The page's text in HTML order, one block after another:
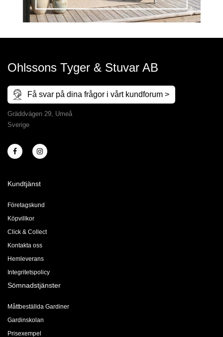
Ohlssons Tyger & Stuvar AB
Få svar på dina frågor i vårt kundforum >
Gräddvägen 29, Umeå
Sverige
Kundtjänst
Företagskund
Köpvillkor
Click & Collect
Kontakta oss
Hemleverans
Integritetspolicy
Sömnadstjänster
Måttbeställda Gardiner
Gardinskolan
Prisexempel